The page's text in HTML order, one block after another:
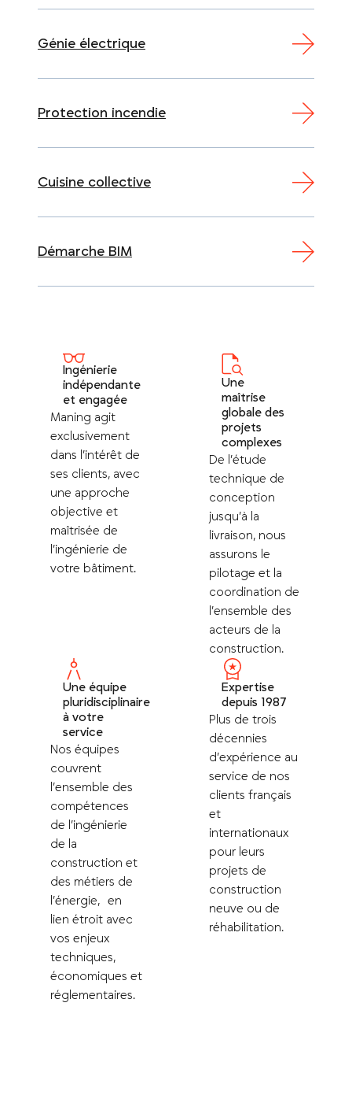
Génie électrique
Protection incendie
Cuisine collective
Démarche BIM
Ingénierie
indépendante
et engagée
Maning agit
exclusivement
dans l’intérêt de
ses clients, avec
une approche
objective et
maîtrisée de
l’ingénierie de
votre bâtiment.
Une
maîtrise
globale des
projets
complexes
De l’étude
technique de
conception
jusqu’à la
livraison, nous
assurons le
pilotage et la
coordination de
l’ensemble des
acteurs de la
construction.
Une équipe
pluridisciplinaire
à votre
service
Nos équipes
couvrent
l’ensemble des
compétences
de l’ingénierie
de la
construction et
des métiers de
l’énergie, en
lien étroit avec
vos enjeux
techniques,
économiques et
réglementaires.
Expertise
depuis 1987
Plus de trois
décennies
d’expérience au
service de nos
clients français
et
internationaux
pour leurs
projets de
construction
neuve ou de
réhabilitation.